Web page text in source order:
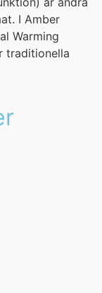
I Amber
Warming
traditionella